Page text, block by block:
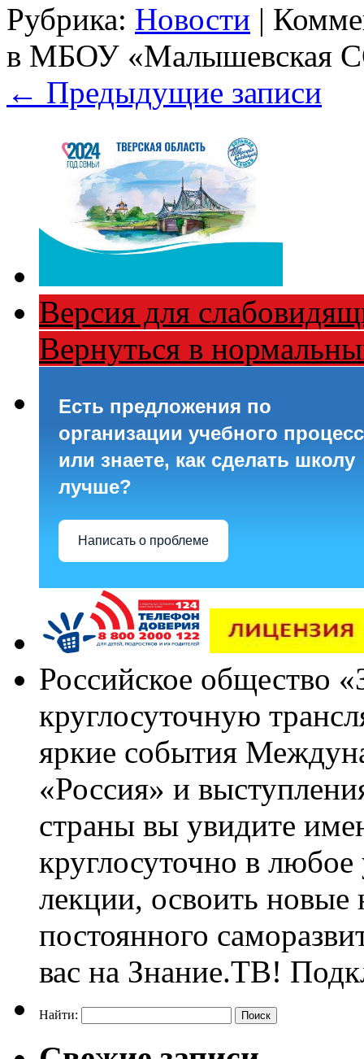
Рубрика: Новости |
в МБОУ «Малышевская
← Предыдущие записи
Версия для
Вернуться в
Есть предложения по
организации учебного
или знаете, как сделать школу
лучше?
Написать о проблеме
Российское общество
круглосуточную
яркие события
«Россия» и
страны вы увидите
круглосуточно в
лекции, освоить
постоянного
вас на Знание.ТВ!
Найти: